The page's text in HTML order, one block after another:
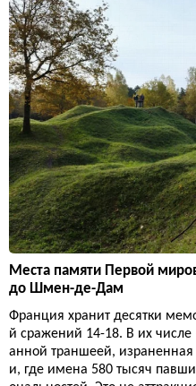
Места памяти Первой
до Шмен-де-Дам
Франция хранит десятки
й сражений 14-18. В их
анной траншеей,
и, где имена 580 тысяч